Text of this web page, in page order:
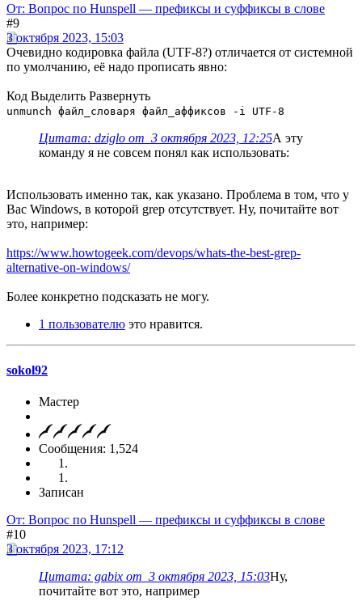
От: Вопрос по Hunspell — префиксы и суффиксы в слове
#9
3 октября 2023, 15:03
Очевидно кодировка файла (UTF-8?) отличается от системной
по умолчанию, её надо прописать явно:
Код Выделить Развернуть
unmunch файл_словаря файл_аффиксов -i UTF-8
Цитата: dziglo от 3 октября 2023, 12:25А эту
команду я не совсем понял как использовать:
Использовать именно так, как указано. Проблема в том, что у
Вас Windows, в которой grep отсутствует. Ну, почитайте вот
это, например:
https://www.howtogeek.com/devops/whats-the-best-grep-
alternative-on-windows/
Более конкретно подсказать не могу.
1 пользователю это нравится.
sokol92
Мастер
Сообщения: 1,524
Записан
От: Вопрос по Hunspell — префиксы и суффиксы в слове
#10
3 октября 2023, 17:12
Цитата: gabix от 3 октября 2023, 15:03Ну,
почитайте вот это, например